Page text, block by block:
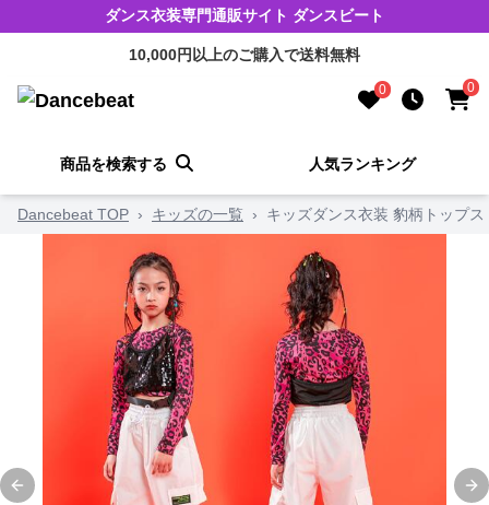
ダンス衣装専門通販サイト ダンスビート
10,000円以上のご購入で送料無料
0 0
商品を検索する 人気ランキング
Dancebeat TOP › キッズの一覧 › キッズダンス衣装 豹柄トップ
Previous slide